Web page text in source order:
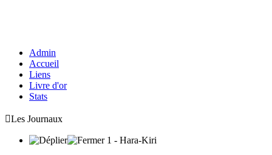
Admin
Accueil
Liens
Livre d'or
Stats
Les Journaux
1 - Hara-Kiri